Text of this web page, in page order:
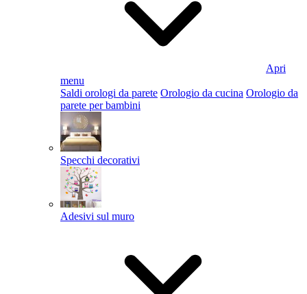
Apri
menu
Saldi orologi da parete Orologio da cucina Orologio da
parete per bambini
Specchi decorativi
Adesivi sul muro